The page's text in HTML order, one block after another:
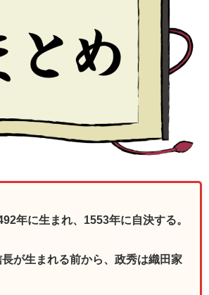
年に生まれ、1553年に自決する。
が生まれる前から、政秀は織田家